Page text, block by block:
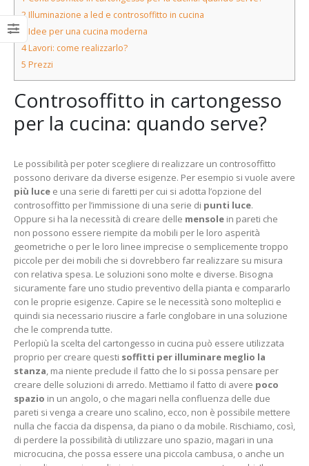
2 Illuminazione a led e controsoffitto in cucina
Idee per una cucina moderna
4Lavori: come realizzarlo?
5 Prezzi
Controsoffitto in cartongesso
per la cucina: quando serve?
Le possibilità per poter scegliere di realizzare un controsoffitto
possono derivare da diverse esigenze. Per esempio si vuole avere
più luce e una serie di faretti per cui si adotta l’opzione del
controsoffitto per l’immissione di una serie di punti luce.
Oppure si ha la necessità di creare delle mensole in pareti che
non possono essere riempite da mobili per le loro asperità
geometriche o per le loro linee imprecise o semplicemente troppo
piccole per dei mobili che si dovrebbero far realizzare su misura
con relativa spesa. Le soluzioni sono molte e diverse. Bisogna
sicuramente fare uno studio preventivo della pianta e compararlo
con le proprie esigenze. Capire se le necessità sono molteplici e
quindi sia necessario riuscire a farle conglobare in una soluzione
che le comprenda tutte.
Perlopiù la scelta del cartongesso in cucina può essere utilizzata
proprio per creare questi soffitti per illuminare meglio la
stanza, ma niente preclude il fatto che lo si possa pensare per
creare delle soluzioni di arredo. Mettiamo il fatto di avere poco
spazio in un angolo, o che magari nella confluenza delle due
pareti si venga a creare uno scalino, ecco, non è possibile mettere
nulla che faccia da dispensa, da piano o da mobile. Rischiamo, così,
di perdere la possibilità di utilizzare uno spazio, magari in una
microcucina, che possa essere una piccola cambusa, o anche un